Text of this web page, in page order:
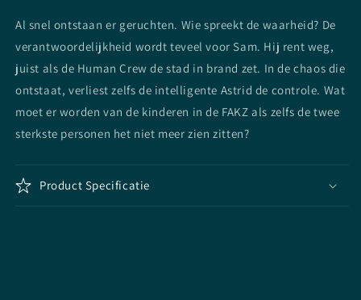
Al snel ontstaan er geruchten. Wie spreekt de waarheid? De
verantwoordelijkheid wordt teveel voor Sam. Hij rent weg,
juist als de Human Crew de stad in brand zet. In de chaos die
ontstaat, verliest zelfs de intelligente Astrid de controle. Wat
moet er worden van de kinderen in de FAKZ als zelfs de twee
sterkste personen het niet meer zien zitten?
Product Specificatie